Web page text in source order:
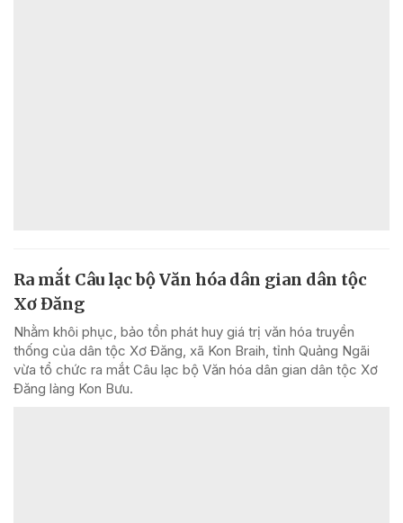
Ra mắt Câu lạc bộ Văn hóa dân gian dân tộc
Xơ Đăng
Nhằm khôi phục, bảo tồn phát huy giá trị văn hóa truyền
thống của dân tộc Xơ Đăng, xã Kon Braih, tỉnh Quảng Ngãi
vừa tổ chức ra mắt Câu lạc bộ Văn hóa dân gian dân tộc Xơ
Đăng làng Kon Bưu.